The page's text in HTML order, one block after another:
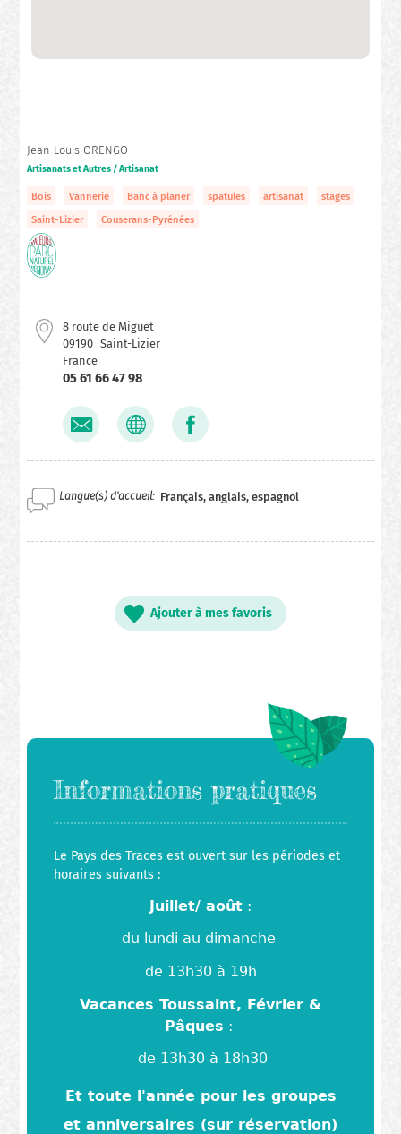
Jean-Louis ORENGO
Artisanats et Autres / Artisanat
Bois Vannerie Banc à planer spatules artisanat
stages
Saint-Lizier
Couserans-Pyrénées
8 route de Miguet
09190 Saint-Lizier
France
05 61 66 47 98
Langue(s) d'accueil Français, anglais, espagnol
Ajouter à mes favoris
Informations pratiques
Le Pays des Traces est ouvert sur les périodes et
horaires suivants :
Juillet/ août :
du lundi au dimanche
de 13h30 à 19h
Vacances Toussaint, Février &
Pâques :
de 13h30 à 18h30
Et toute l'année pour les groupes
et anniversaires (sur réservation)